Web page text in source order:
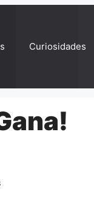
Curiosidades